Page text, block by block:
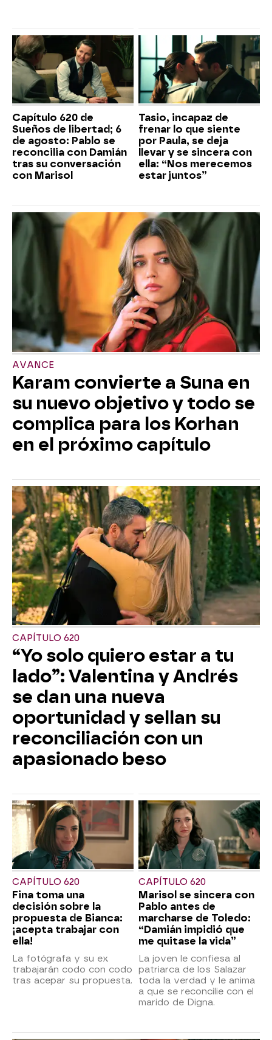
Capítulo 620 de
Sueños de libertad; 6
de agosto: Pablo se
reconcilia con Damián
tras su conversación
con Marisol
Tasio, incapaz de
frenar lo que siente
por Paula, se deja
llevar y se sincera con
ella: “Nos merecemos
estar juntos”
AVANCE
Karam convierte a Suna en
su nuevo objetivo y todo se
complica para los Korhan
en el próximo capítulo
CAPÍTULO 620
“Yo solo quiero estar a tu
lado”: Valentina y Andrés
se dan una nueva
oportunidad y sellan su
reconciliación con un
apasionado beso
CAPÍTULO 620
Fina toma una
decisión sobre la
propuesta de Bianca:
¡acepta trabajar con
ella!
La fotógrafa y su ex
trabajarán codo con codo
tras acepar su propuesta.
CAPÍTULO 620
Marisol se sincera con
Pablo antes de
marcharse de Toledo:
“Damián impidió que
me quitase la vida”
La joven le confiesa al
patriarca de los Salazar
toda la verdad y le anima
a que se reconcilie con el
marido de Digna.